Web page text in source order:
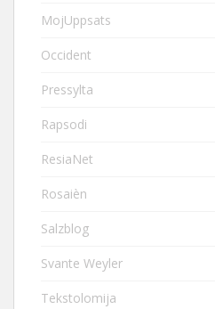
MojUppsats
Occident
Pressylta
Rapsodi
ResiaNet
Rosaièn
Salzblog
Svante Weyler
Tekstolomija